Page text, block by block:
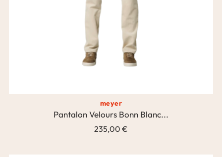
meyer
Pantalon Velours Bonn Blanc...
235,00 €